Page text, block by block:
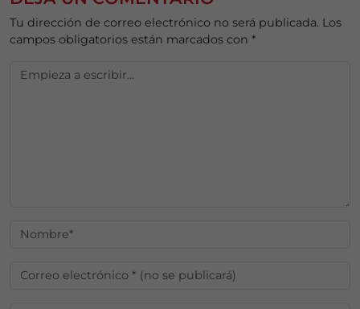
Tu dirección de correo electrónico no será publicada. Los
campos obligatorios están marcados con *